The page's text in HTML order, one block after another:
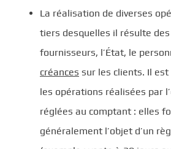
La réalisation de diverses
tiers desquelles il résulte des
fournisseurs, l’État, le
créances sur les clients. Il
les opérations réalisées par
réglées au comptant : elles
généralement l’objet d’un